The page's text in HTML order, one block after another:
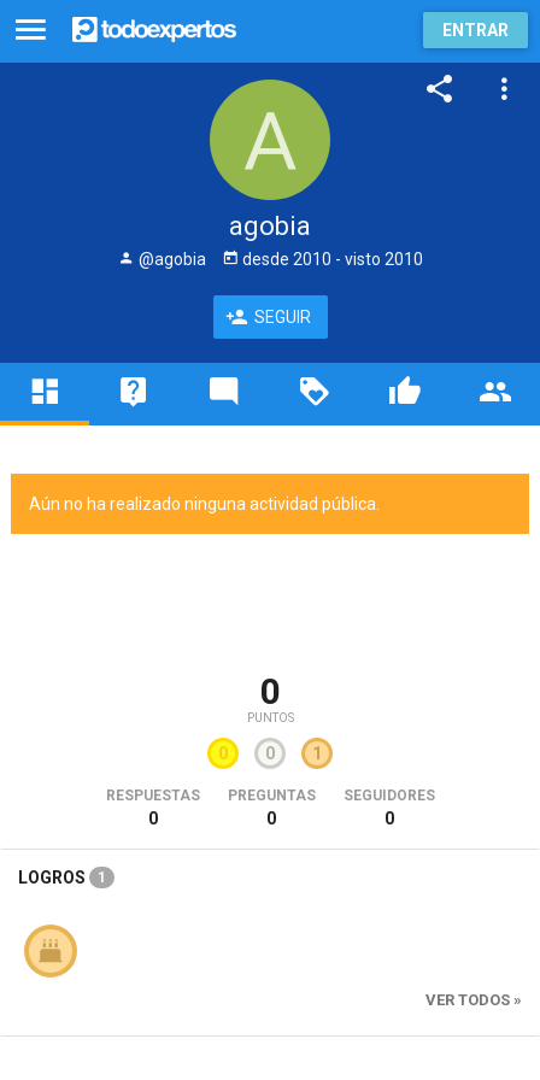
ENTRAR
agobia
@agobia desde 2010 - visto 2010
SEGUIR
Aún no ha realizado ninguna actividad pública.
0
PUNTOS
0 0 1
RESPUESTAS
0
PREGUNTAS
0
SEGUIDORES
0
LOGROS 1
VER TODOS »